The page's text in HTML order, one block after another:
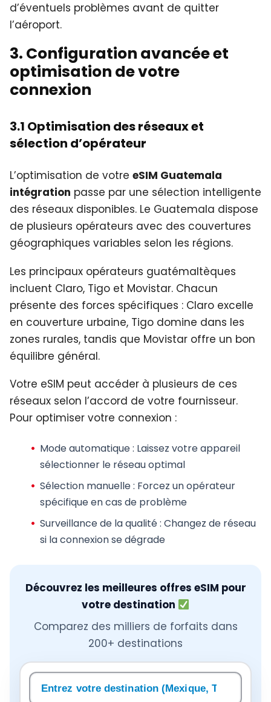
d’éventuels problèmes avant de quitter
l’aéroport.
3. Configuration avancée et
optimisation de votre
connexion
3.1 Optimisation des réseaux et
sélection d’opérateur
L’optimisation de votre eSIM Guatemala
intégration passe par une sélection intelligente
des réseaux disponibles. Le Guatemala dispose
de plusieurs opérateurs avec des couvertures
géographiques variables selon les régions.
Les principaux opérateurs guatémaltèques
incluent Claro, Tigo et Movistar. Chacun
présente des forces spécifiques : Claro excelle
en couverture urbaine, Tigo domine dans les
zones rurales, tandis que Movistar offre un bon
équilibre général.
Votre eSIM peut accéder à plusieurs de ces
réseaux selon l’accord de votre fournisseur.
Pour optimiser votre connexion :
Mode automatique: Laissez votre appareil
sélectionner le réseau optimal
Sélection manuelle: Forcez un opérateur
spécifique en cas de problème
Surveillance de la qualité: Changez de réseau
si la connexion se dégrade
Découvrez les meilleures offres eSIM pour
votre destination
Comparez des milliers de forfaits dans
200+ destinations
Rechercher une destination